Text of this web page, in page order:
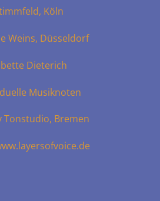
Köln
Weins, Düsseldorf
Dieterich
Musiknoten
Tonstudio, Bremen